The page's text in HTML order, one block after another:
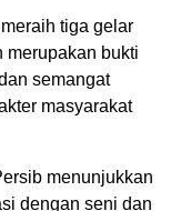
tiga gelar
merupakan bukti
semangat
masyarakat
menunjukkan
dengan seni dan